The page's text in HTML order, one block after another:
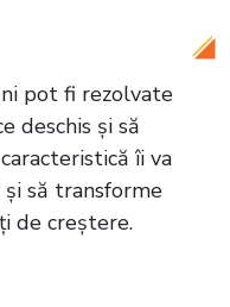
pot fi rezolvate
deschis și să
îi va
să transforme
de creștere.